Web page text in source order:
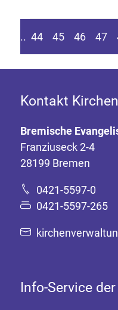
springen
vorherigen Seite
.... 44 45 46 47
Kontakt
Bremische
Franziuseck 2-4
28199 Bremen
0421-5597-0
0421-5597-265
Info-Service der